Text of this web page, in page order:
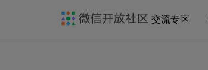
交流专区